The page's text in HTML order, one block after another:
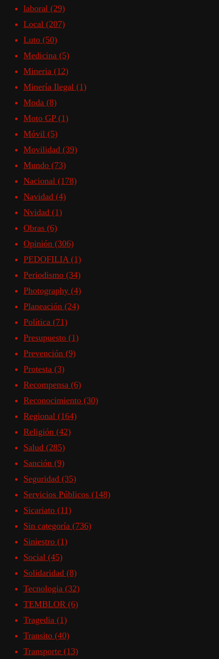
laboral (29)
Local (207)
Luto (50)
Medicina (5)
Mineria (12)
Minería Ilegal (1)
Moda (8)
Moto GP (1)
Móvil (5)
Movilidad (39)
Mundo (73)
Nacional (178)
Navidad (4)
Nvidad (1)
Obras (6)
Opinión (306)
PEDOFILIA (1)
Periodismo (34)
Photography (4)
Planeación (24)
Política (71)
Presupuesto (1)
Prevención (9)
Protesta (3)
Recompensa (6)
Reconocimiento (30)
Regional (164)
Religión (42)
Salud (285)
Sanción (9)
Seguridad (35)
Servicios Públicos (148)
Sicariato (11)
Sin categoría (736)
Siniestro (1)
Social (45)
Solidaridad (8)
Tecnologia (32)
TEMBLOR (6)
Tragedia (1)
Transito (40)
Transporte (13)